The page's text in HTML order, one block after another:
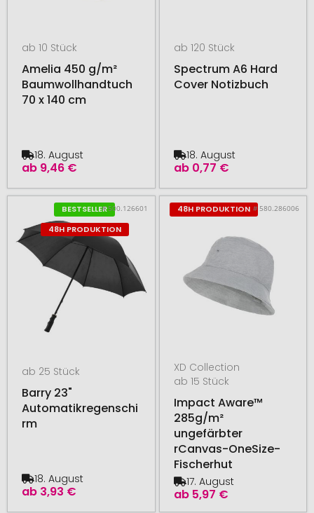
ab 10 Stück
Amelia 450 g/m²
Baumwollhandtuch
70 x 140 cm
ab 9,46 €
18. August
ab 120 Stück
Spectrum A6 Hard
Cover Notizbuch
ab 0,77 €
18. August
BESTSELLER
48H PRODUKTION
# 500.126601
ab 25 Stück
Barry 23"
Automatikregenschi
rm
ab 3,93 €
18. August
48H PRODUKTION # 580.286006
XD Collection
ab 15 Stück
Impact Aware™
285g/m²
ungefärbter
rCanvas-OneSize-
Fischerhut
ab 5,97 €
17. August